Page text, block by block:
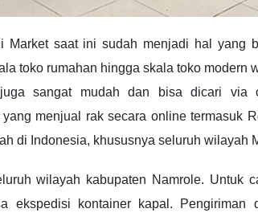
saat ini sudah menjadi hal yang
toko rumahan hingga skala toko modern
juga sangat mudah dan bisa dicari via
menjual rak secara online termasuk
di Indonesia, khususnya seluruh wilayah
wilayah kabupaten Namrole. Untuk
ekspedisi kontainer kapal. Pengiriman